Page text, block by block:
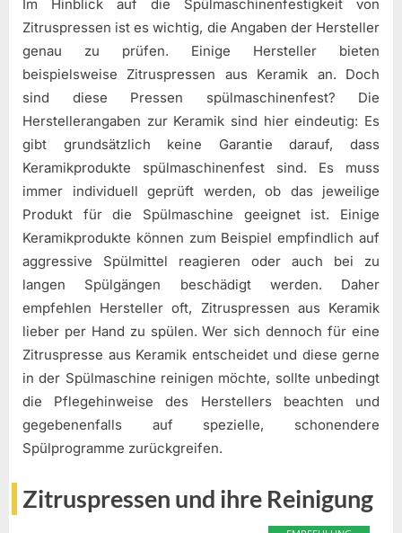
Im Hinblick auf die Spülmaschinenfestigkeit von
Zitruspressen ist es wichtig, die Angaben der Hersteller
genau zu prüfen. Einige Hersteller bieten
beispielsweise Zitruspressen aus Keramik an. Doch
sind diese Pressen spülmaschinenfest? Die
Herstellerangaben zur Keramik sind hier eindeutig: Es
gibt grundsätzlich keine Garantie darauf, dass
Keramikprodukte spülmaschinenfest sind. Es muss
immer individuell geprüft werden, ob das jeweilige
Produkt für die Spülmaschine geeignet ist. Einige
Keramikprodukte können zum Beispiel empfindlich auf
aggressive Spülmittel reagieren oder auch bei zu
langen Spülgängen beschädigt werden. Daher
empfehlen Hersteller oft, Zitruspressen aus Keramik
lieber per Hand zu spülen. Wer sich dennoch für eine
Zitruspresse aus Keramik entscheidet und diese gerne
in der Spülmaschine reinigen möchte, sollte unbedingt
die Pflegehinweise des Herstellers beachten und
gegebenenfalls auf spezielle, schonendere
Spülprogramme zurückgreifen.
Zitruspressen und ihre Reinigung